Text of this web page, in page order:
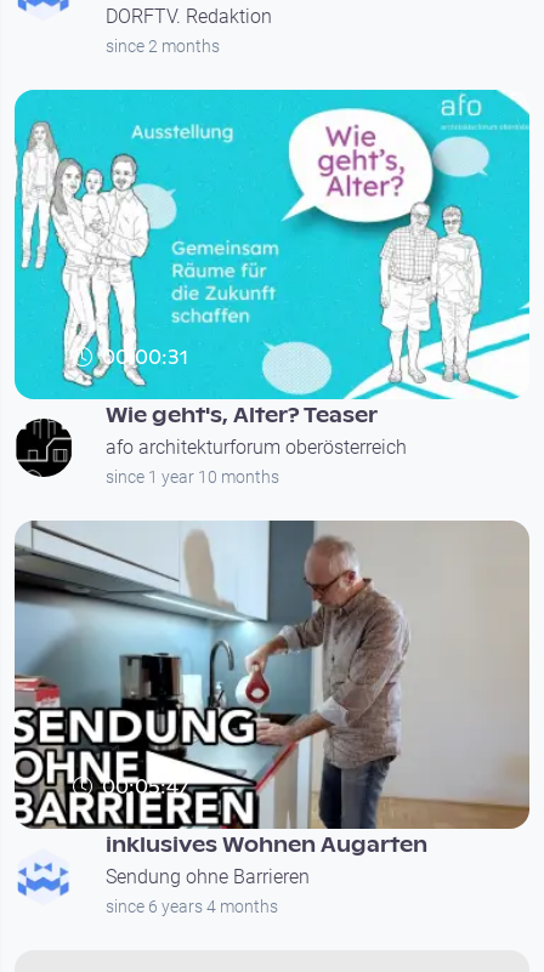
DORFTV. Redaktion
since 2 months
00:00:31
Wie geht's, Alter? Teaser
afo architekturforum oberösterreich
since 1 year 10 months
00:05:47
inklusives Wohnen Augarten
Sendung ohne Barrieren
since 6 years 4 months